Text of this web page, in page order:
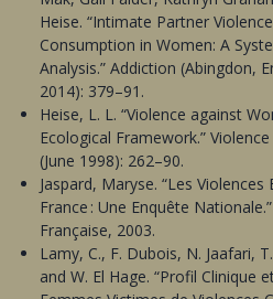
Heise. “Intimate Partner
Consumption in Women: A
Analysis.” Addiction (Abingdon,
2014): 379–91.
Heise, L. L. “Violence against
Ecological Framework.”
(June 1998): 262–90.
Jaspard, Maryse. “Les
France : Une Enquête
Française, 2003.
Lamy, C., F. Dubois, N. Jaafari,
and W. El Hage. “Profil Clinique